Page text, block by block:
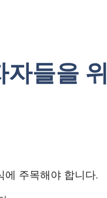
들을 위
주목해야 합니다.